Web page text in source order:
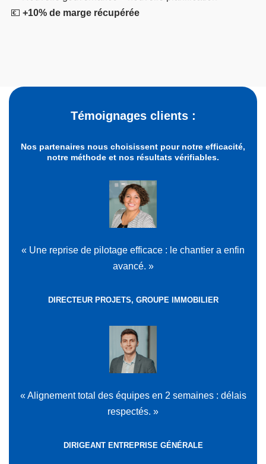
💶+10% de marge récupérée
Témoignages clients :
Nos partenaires nous choisissent pour notre efficacité,
notre méthode et nos résultats vérifiables.
« Une reprise de pilotage efficace : le chantier a enfin
avancé. »
DIRECTEUR PROJETS, GROUPE IMMOBILIER
« Alignement total des équipes en 2 semaines : délais
respectés. »
DIRIGEANT ENTREPRISE GÉNÉRALE